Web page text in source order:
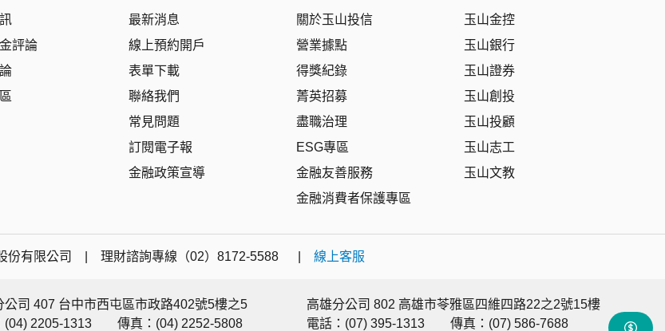
評論
最新消息
線上預約開戶
表單下載
聯絡我們
常見問題
訂閱電子報
金融政策宣導
關於玉山投信
營業據點
得獎紀錄
菁英招募
盡職治理
ESG專區
金融友善服務
金融消費者保護專區
玉山金控
玉山銀行
玉山證券
玉山創投
玉山投顧
玉山志工
玉山文教
股份有限公司 | 理財諮詢專線（02）8172-5588 | 線上客服
公司 407 台中市西屯區市政路402號5樓之5
(04) 2205-1313
傳真：(04) 2252-5808
高雄分公司 802 高雄市苓雅區四維四路22之2號15樓
電話：(07) 395-1313
傳真：(07) 586-7688